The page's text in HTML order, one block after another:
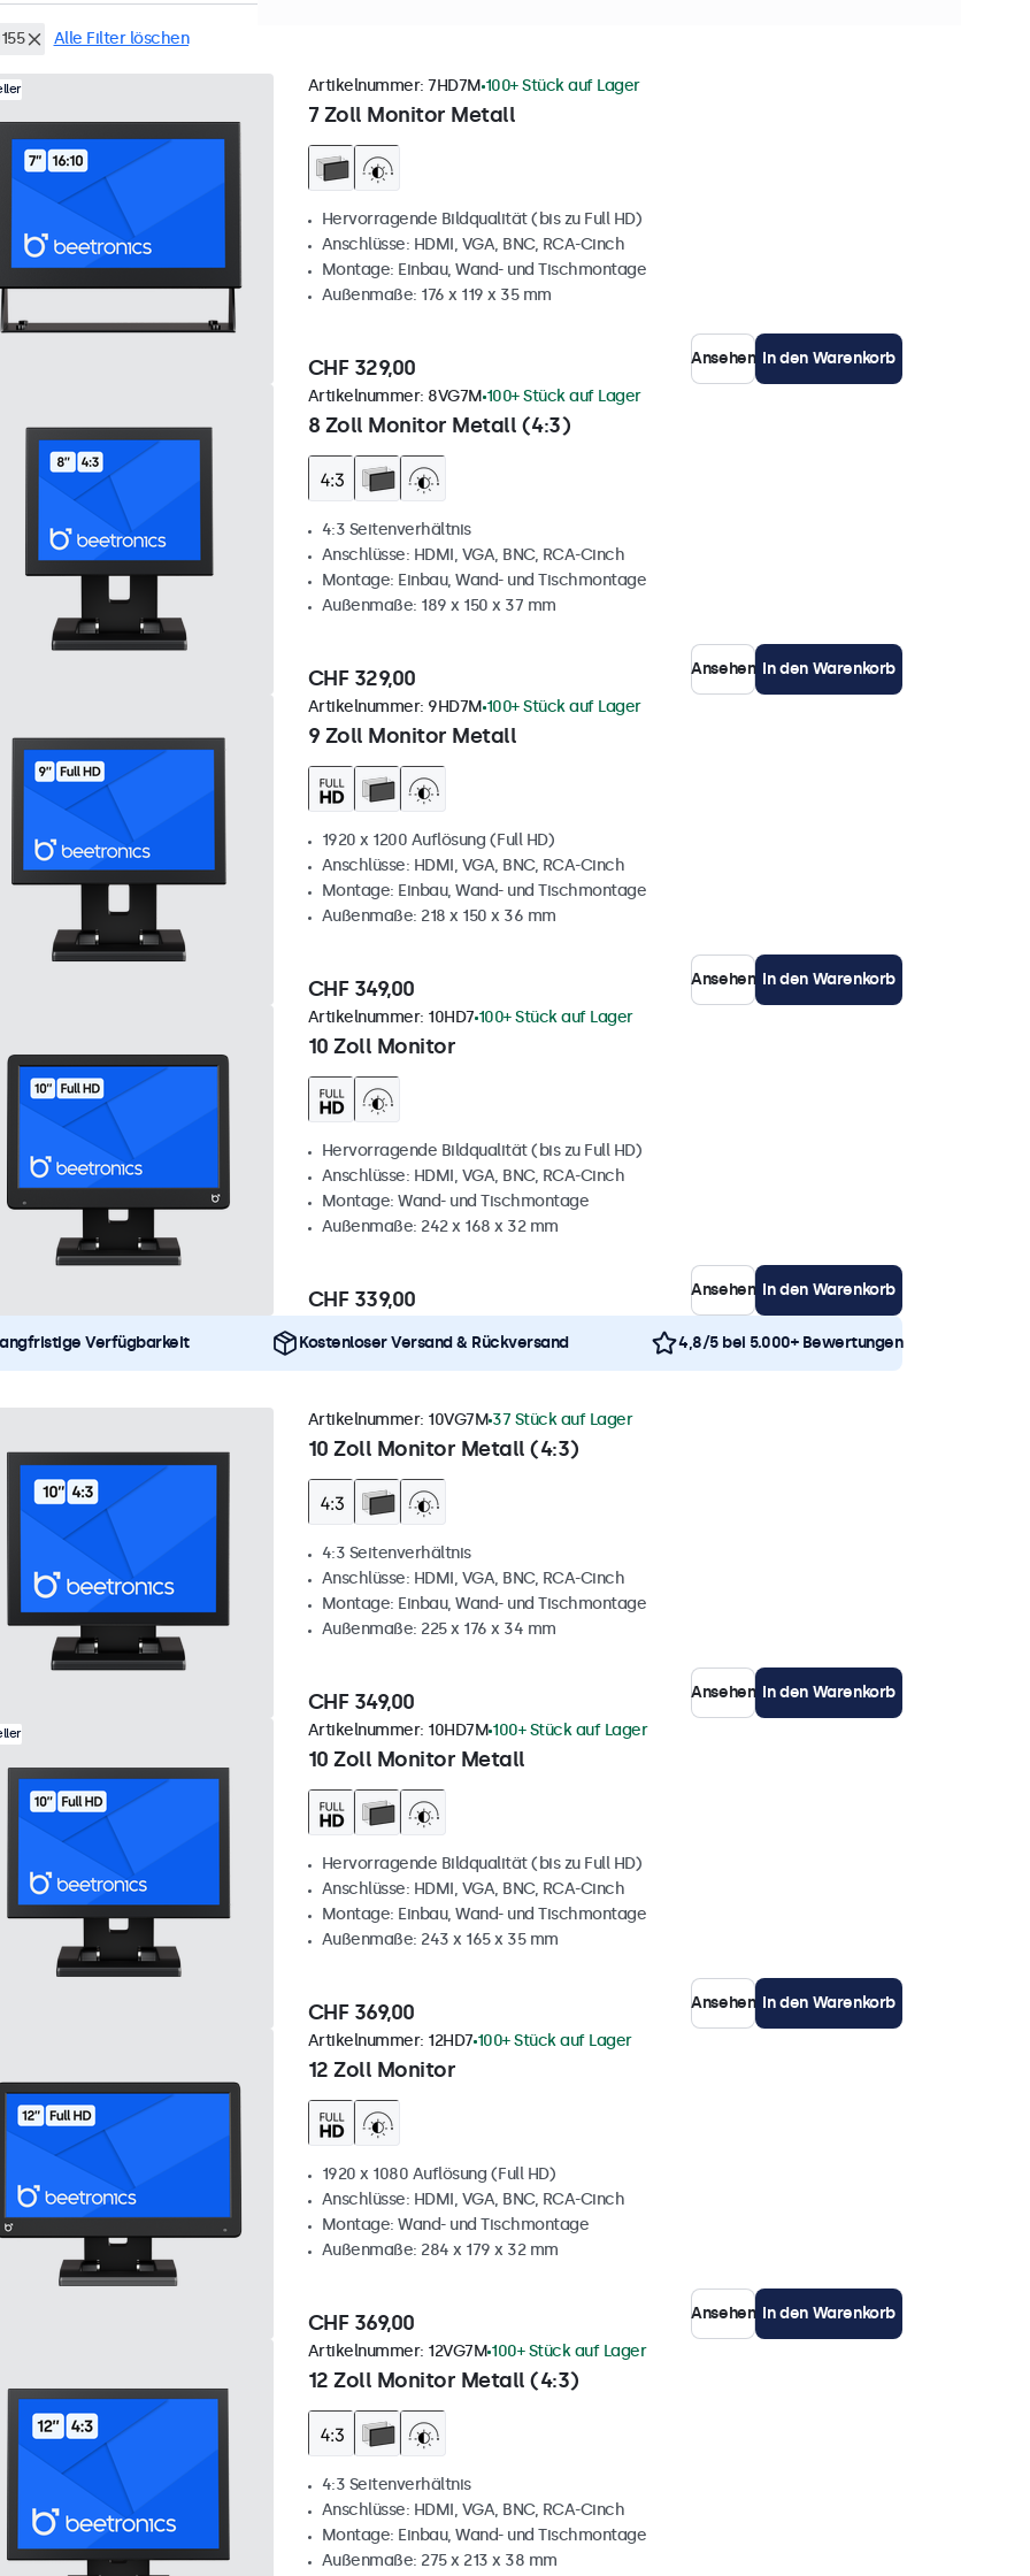
Alle Filter löschen
7 Zoll Monitor Metall
Artikelnummer: 7HD7M 100+ Stück auf Lager
Hervorragende Bildqualität (bis zu Full HD)
Anschlüsse: HDMI, VGA, BNC, RCA-Cinch
Montage: Einbau, Wand- und Tischmontage
Außenmaße: 176 x 119 x 35 mm
CHF 329,00 Ansehen In den Warenkorb
8 Zoll Monitor Metall (4:3)
Artikelnummer: 8VG7M 100+ Stück auf Lager
4:3 Seitenverhältnis
Anschlüsse: HDMI, VGA, BNC, RCA-Cinch
Montage: Einbau, Wand- und Tischmontage
Außenmaße: 189 x 150 x 37 mm
CHF 329,00 Ansehen In den Warenkorb
9 Zoll Monitor Metall
Artikelnummer: 9HD7M 100+ Stück auf Lager
1920 x 1200 Auflösung (Full HD)
Anschlüsse: HDMI, VGA, BNC, RCA-Cinch
Montage: Einbau, Wand- und Tischmontage
Außenmaße: 218 x 150 x 36 mm
CHF 349,00 Ansehen In den Warenkorb
10 Zoll Monitor
Artikelnummer: 10HD7 100+ Stück auf Lager
Hervorragende Bildqualität (bis zu Full HD)
Anschlüsse: HDMI, VGA, BNC, RCA-Cinch
Montage: Wand- und Tischmontage
Außenmaße: 242 x 168 x 32 mm
CHF 339,00 Ansehen In den Warenkorb
Verfügbarkeit Kostenloser Versand & Rückversand 4,8/5 bei 5.000+ Bewertungen
10 Zoll Monitor Metall (4:3)
Artikelnummer: 10VG7M 37 Stück auf Lager
4:3 Seitenverhältnis
Anschlüsse: HDMI, VGA, BNC, RCA-Cinch
Montage: Einbau, Wand- und Tischmontage
Außenmaße: 225 x 176 x 34 mm
CHF 349,00 Ansehen In den Warenkorb
10 Zoll Monitor Metall
Artikelnummer: 10HD7M 100+ Stück auf Lager
Hervorragende Bildqualität (bis zu Full HD)
Anschlüsse: HDMI, VGA, BNC, RCA-Cinch
Montage: Einbau, Wand- und Tischmontage
Außenmaße: 243 x 165 x 35 mm
CHF 369,00 Ansehen In den Warenkorb
12 Zoll Monitor
Artikelnummer: 12HD7 100+ Stück auf Lager
1920 x 1080 Auflösung (Full HD)
Anschlüsse: HDMI, VGA, BNC, RCA-Cinch
Montage: Wand- und Tischmontage
Außenmaße: 284 x 179 x 32 mm
CHF 369,00 Ansehen In den Warenkorb
12 Zoll Monitor Metall (4:3)
Artikelnummer: 12VG7M 100+ Stück auf Lager
4:3 Seitenverhältnis
Anschlüsse: HDMI, VGA, BNC, RCA-Cinch
Montage: Einbau, Wand- und Tischmontage
Außenmaße: 275 x 213 x 38 mm